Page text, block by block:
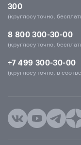
300
(круглосуточно,
8 800 300-30-00
(круглосуточно,
+7 499 300-30-00
(круглосуточно, в